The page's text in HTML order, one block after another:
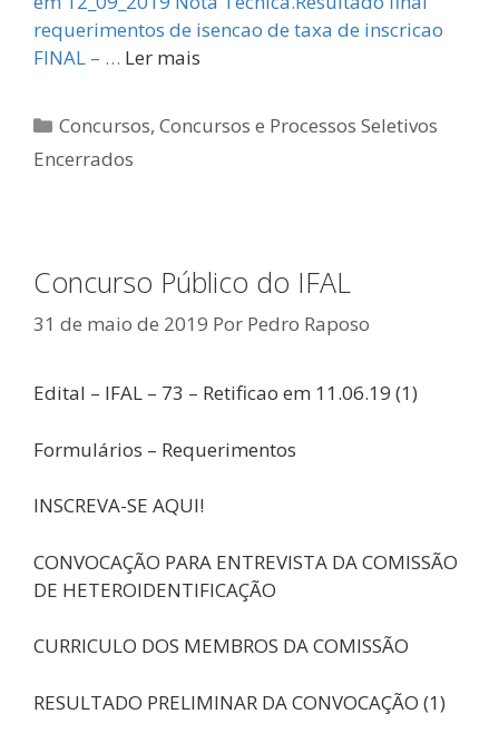
requerimentos de isencao de taxa de inscricao
FINAL – … Ler mais
Categorias
Concursos,Concursos e Processos Seletivos
Encerrados
Concurso Público do IFAL
31 de maio de 2019 Por Pedro Raposo
Edital – IFAL – 73 – Retificao em 11.06.19 (1)
Formulários – Requerimentos
INSCREVA-SE AQUI!
CONVOCAÇÃO PARA ENTREVISTA DA COMISSÃO
DE HETEROIDENTIFICAÇÃO
CURRICULO DOS MEMBROS DA COMISSÃO
RESULTADO PRELIMINAR DA CONVOCAÇÃO (1)